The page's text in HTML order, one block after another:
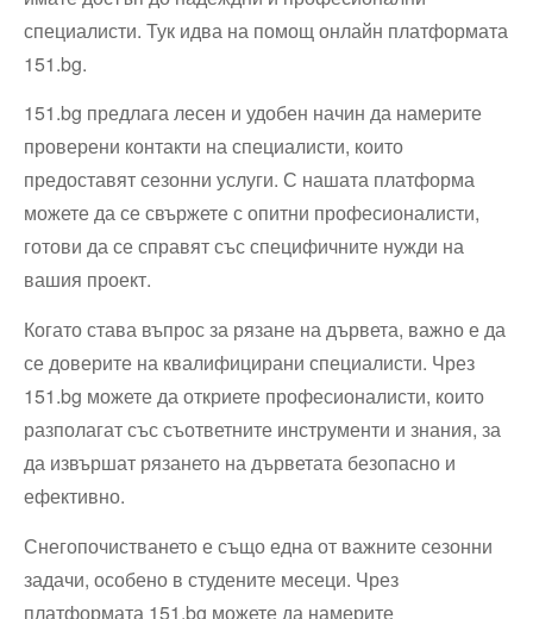
специалисти. Тук идва на помощ онлайн платформата
151.bg.
151.bg предлага лесен и удобен начин да намерите
проверени контакти на специалисти, които
предоставят сезонни услуги. С нашата платформа
можете да се свържете с опитни професионалисти,
готови да се справят със специфичните нужди на
вашия проект.
Когато става въпрос за рязане на дървета, важно е да
се доверите на квалифицирани специалисти. Чрез
151.bg можете да откриете професионалисти, които
разполагат със съответните инструменти и знания, за
да извършат рязането на дърветата безопасно и
ефективно.
Снегопочистването е също една от важните сезонни
задачи, особено в студените месеци. Чрез
платформата 151.bg можете да намерите